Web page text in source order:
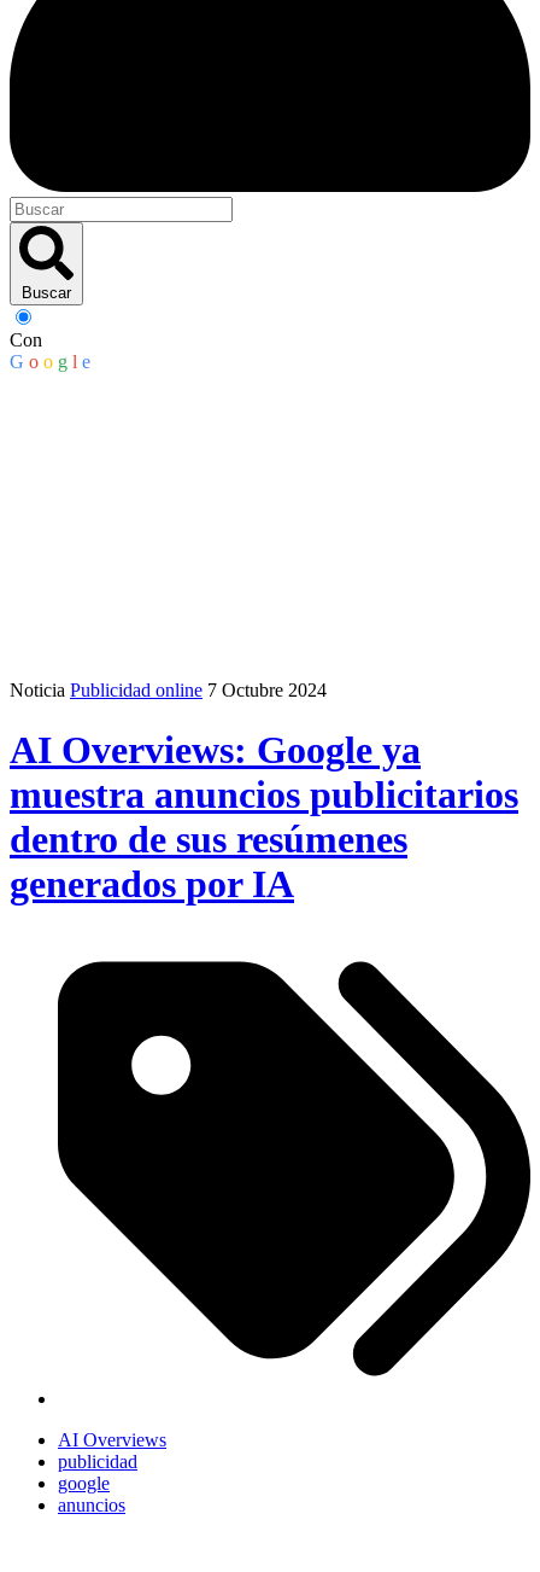
Buscar
Con
G o o g l e
Noticia Publicidad online 7 Octubre 2024
AI Overviews: Google ya
muestra anuncios publicitarios
dentro de sus resúmenes
generados por IA
AI Overviews
publicidad
google
anuncios